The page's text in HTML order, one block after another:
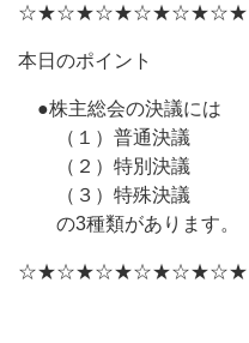
本日のポイント
●株主総会の決議には
（１）普通決議
（２）特別決議
（３）特殊決議
の3種類があります。